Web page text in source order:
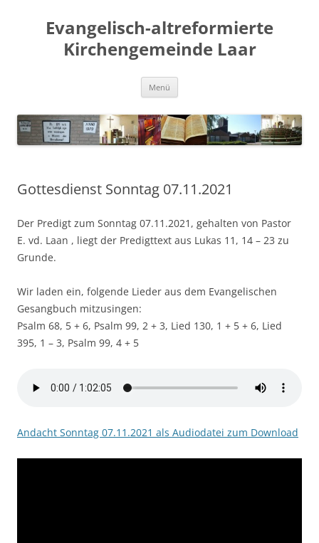
Evangelisch-altreformierte
Kirchengemeinde Laar
Menü
Gottesdienst Sonntag 07.11.2021
Der Predigt zum Sonntag 07.11.2021, gehalten von Pastor
E. vd. Laan , liegt der Predigttext aus Lukas 11, 14 – 23 zu
Grunde.
Wir laden ein, folgende Lieder aus dem Evangelischen
Gesangbuch mitzusingen:
Psalm 68, 5 + 6, Psalm 99, 2 + 3, Lied 130, 1 + 5 + 6, Lied
395, 1 – 3, Psalm 99, 4 + 5
Andacht Sonntag 07.11.2021 als Audiodatei zum Download